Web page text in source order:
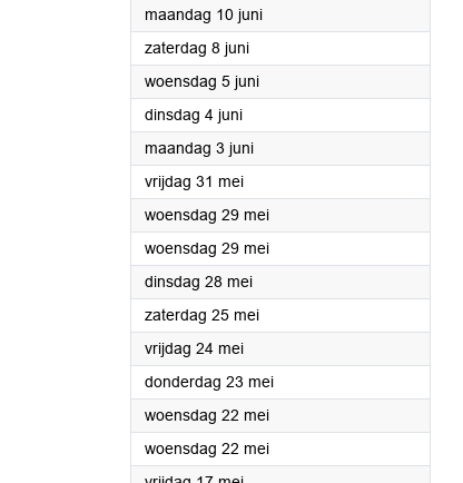
maandag 10 juni2024
zaterdag 8 juni2024
woensdag 5 juni2024
dinsdag 4 juni2024
maandag 3 juni2024
vrijdag 31 mei2024
woensdag 29 mei2024
woensdag 29 mei2024
dinsdag 28 mei2024
zaterdag 25 mei2024
vrijdag 24 mei2024
donderdag 23 mei2024
woensdag 22 mei2024
woensdag 22 mei2024